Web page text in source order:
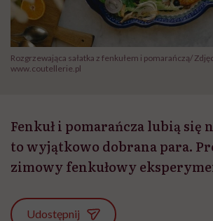
Rozgrzewająca sałatka z fenkułem i pomarańczą/
www.coutellerie.pl
Fenkuł i pomarańcza lubią się
to wyjątkowo dobrana para.
zimowy fenkułowy
Udostępnij